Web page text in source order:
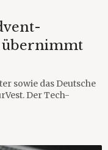
sowie das Deutsche
Der Tech-